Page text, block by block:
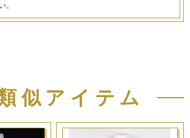
。
似アイテム